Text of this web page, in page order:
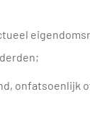
onfatsoenlijk